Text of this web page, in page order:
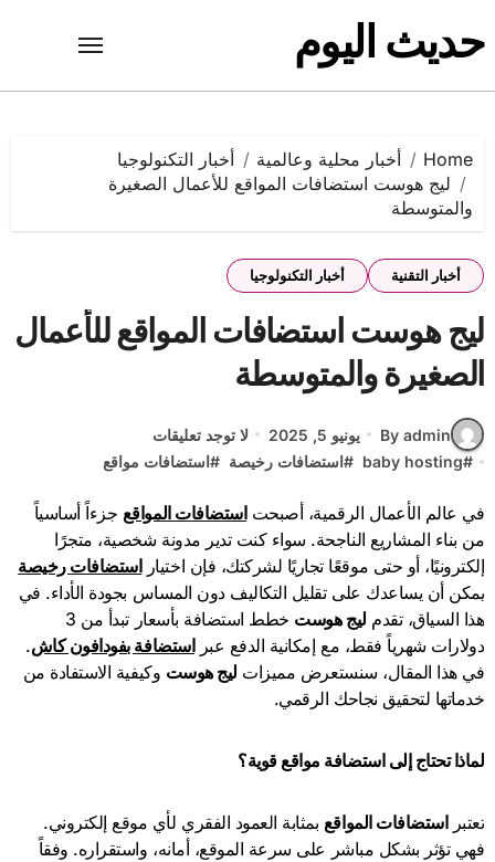
to
content
حديث اليوم
Home أخبار محلية وعالمية
أخبار التكنولوجيا
ليج هوست استضافات المواقع للأعمال الصغيرة
والمتوسطة
أخبار التقنية أخبار التكنولوجيا
ليج هوست استضافات المواقع للأعمال
الصغيرة والمتوسطة
By admin يونيو 5, 2025
لا توجد تعليقات
#
baby hosting
#استضافات رخيصة #استضافات مواقع
في عالم الأعمال الرقمية، أصبحتاستضافات المواقع جزءاً أساسياً
من بناء المشاريع الناجحة. سواء كنت تدير مدونة شخصية، متجرًا
إلكترونيًا، أو حتى موقعًا تجاريًا لشركتك، فإن اختياراستضافات رخيصة
يمكن أن يساعدك على تقليل التكاليف دون المساس بجودة الأداء. في
هذا السياق، تقدم ليج هوست
خطط استضافة بأسعار تبدأ من 3
دولارات شهرياً فقط، مع إمكانية الدفع عبراستضافة بفودافون كاش.
في هذا المقال، سنستعرض مميزات ليج هوست وكيفية الاستفادة من
خدماتها لتحقيق نجاحك الرقمي.
لماذا تحتاج إلى استضافة مواقع قوية؟
تعتبراستضافات المواقع بمثابة العمود الفقري لأي موقع إلكتروني.
فهي تؤثر بشكل مباشر على سرعة الموقع، أمانه، واستقراره. وفقاً